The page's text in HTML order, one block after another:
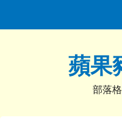
蘋果
部落